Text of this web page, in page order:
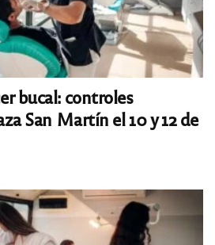
bucal: controles
San Martín el 10 y 12 de